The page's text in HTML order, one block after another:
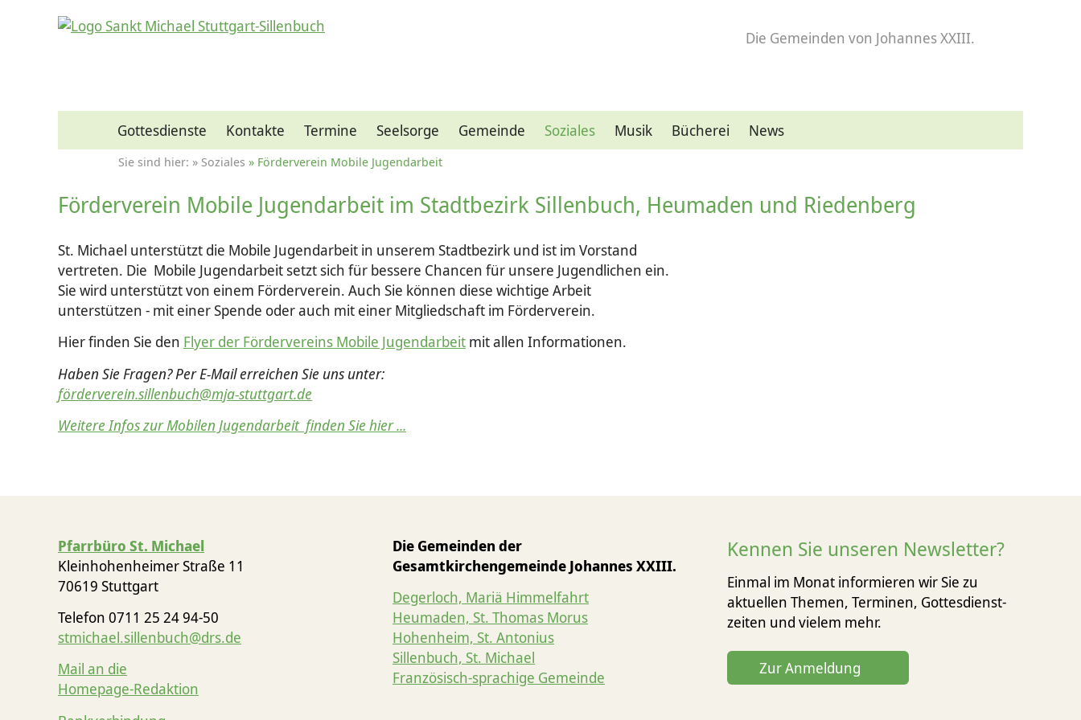
Die Gemeinden von Johannes XXIII.
Gottesdienste Kontakte Termine Seelsorge Gemeinde Soziales Musik Bücherei News
Soziales Förderverein Mobile Jugendarbeit
Förderverein Mobile Jugendarbeit im Stadtbezirk Sillenbuch, Heumaden und Riedenberg
St. Michael unterstützt die Mobile Jugendarbeit in unserem Stadtbezirk und ist im Vorstand
vertreten. Die Mobile Jugendarbeit setzt sich für bessere Chancen für unsere Jugendlichen ein.
Sie wird unterstützt von einem Förderverein. Auch Sie können diese wichtige Arbeit
unterstützen - mit einer Spende oder auch mit einer Mitgliedschaft im Förderverein.
Hier finden Sie den Flyer der Fördervereins Mobile Jugendarbeit mit allen Informationen.
Haben Sie Fragen? Per E-Mail erreichen Sie uns unter:
förderverein.sillenbuch@mja-stuttgart.de
Weitere Infos zur Mobilen Jugendarbeit finden Sie hier ...
Pfarrbüro St. Michael
Kleinhohenheimer Straße 11
70619 Stuttgart
Telefon 0711 25 24 94-50
stmichael.sillenbuch@drs.de
Mail an die
Homepage-Redaktion
Die Gemeinden der
Gesamtkirchengemeinde Johannes XXIII.
Degerloch, Mariä Himmelfahrt
Heumaden, St. Thomas Morus
Hohenheim, St. Antonius
Sillenbuch, St. Michael
Französisch-sprachige Gemeinde
Kennen Sie unseren Newsletter?
Einmal im Monat informieren wir Sie zu
aktuellen Themen, Terminen, Gottesdienst­
zeiten und vielem mehr.
Zur Anmeldung